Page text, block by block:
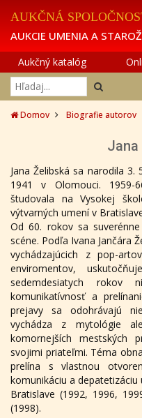
AUKČNÁ
AUKCIE UMENIA A
Aukčný katalóg
Domov Biografie autorov
Jana
Jana Želibská sa narodila 3.
1941 v Olomouci. 1959-
študovala na Vysokej
výtvarných umení v
Od 60. rokov sa
scéne. Podľa Ivana Jančára
vychádzajúcich z pop-
enviromentov,
sedemdesiatych
komunikatívnosť a
prejavy sa odohrávajú
vychádza z mytológie
komornejších mestských
svojimi priateľmi. Téma
prelína s vlastnou
komunikáciu a
Bratislave (1992, 1996,
(1998).